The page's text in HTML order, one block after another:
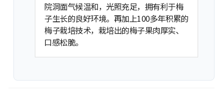
院洞面气候温和，光照充足，拥有利于梅
子生长的良好环境。再加上100多年积累的
梅子栽培技术，栽培出的梅子果肉厚实、
口感松脆。